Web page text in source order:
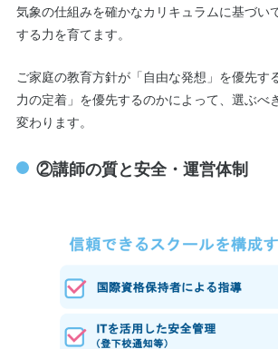
気象の仕組みを確かなカリキュラムに基づい
する力を育てます。
ご家庭の教育方針が「自由な発想」を優先す
力の定着」を優先するのかによって、選ぶべ
変わります。
②講師の質と安全・運営体制